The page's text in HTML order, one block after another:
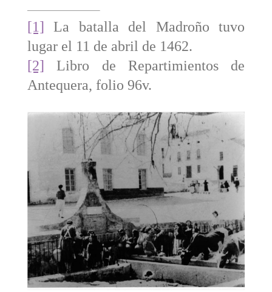
[1] La batalla del Madroño tuvo
lugar el 11 de abril de 1462.
[2]
Libro de Repartimientos de
Antequera, folio 96v.